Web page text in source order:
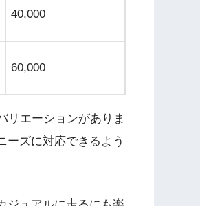
40,000
60,000
リエーションがありま
ーズに対応できるよう